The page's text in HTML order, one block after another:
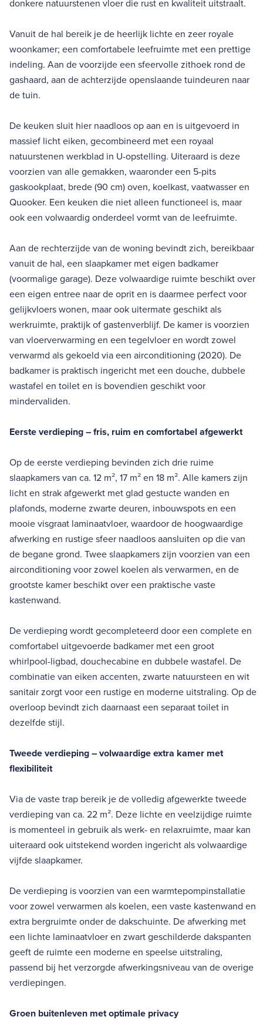
donkere natuurstenen vloer die rust en kwaliteit uitstraalt.
Vanuit de hal bereik je de heerlijk lichte en zeer royale
woonkamer; een comfortabele leefruimte met een prettige
indeling. Aan de voorzijde een sfeervolle zithoek rond de
gashaard, aan de achterzijde openslaande tuindeuren naar
de tuin.
De keuken sluit hier naadloos op aan en is uitgevoerd in
massief licht eiken, gecombineerd met een royaal
natuurstenen werkblad in U-opstelling. Uiteraard is deze
voorzien van alle gemakken, waaronder een 5-pits
gaskookplaat, brede (90 cm) oven, koelkast, vaatwasser en
Quooker. Een keuken die niet alleen functioneel is, maar
ook een volwaardig onderdeel vormt van de leefruimte.
Aan de rechterzijde van de woning bevindt zich, bereikbaar
vanuit de hal, een slaapkamer met eigen badkamer
(voormalige garage). Deze volwaardige ruimte beschikt over
een eigen entree naar de oprit en is daarmee perfect voor
gelijkvloers wonen, maar ook uitermate geschikt als
werkruimte, praktijk of gastenverblijf. De kamer is voorzien
van vloerverwarming en een tegelvloer en wordt zowel
verwarmd als gekoeld via een airconditioning (2020). De
badkamer is praktisch ingericht met een douche, dubbele
wastafel en toilet en is bovendien geschikt voor
mindervaliden.
Eerste verdieping – fris, ruim en comfortabel afgewerkt
Op de eerste verdieping bevinden zich drie ruime
slaapkamers van ca. 12 m², 17 m² en 18 m². Alle kamers zijn
licht en strak afgewerkt met glad gestucte wanden en
plafonds, moderne zwarte deuren, inbouwspots en een
mooie visgraat laminaatvloer, waardoor de hoogwaardige
afwerking en rustige sfeer naadloos aansluiten op die van
de begane grond. Twee slaapkamers zijn voorzien van een
airconditioning voor zowel koelen als verwarmen, en de
grootste kamer beschikt over een praktische vaste
kastenwand.
De verdieping wordt gecompleteerd door een complete en
comfortabel uitgevoerde badkamer met een groot
whirlpool-ligbad, douchecabine en dubbele wastafel. De
combinatie van eiken accenten, zwarte natuursteen en wit
sanitair zorgt voor een rustige en moderne uitstraling. Op de
overloop bevindt zich daarnaast een separaat toilet in
dezelfde stijl.
Tweede verdieping – volwaardige extra kamer met
flexibiliteit
Via de vaste trap bereik je de volledig afgewerkte tweede
verdieping van ca. 22 m². Deze lichte en veelzijdige ruimte
is momenteel in gebruik als werk- en relaxruimte, maar kan
uiteraard ook uitstekend worden ingericht als volwaardige
vijfde slaapkamer.
De verdieping is voorzien van een warmtepompinstallatie
voor zowel verwarmen als koelen, een vaste kastenwand en
extra bergruimte onder de dakschuinte. De afwerking met
een lichte laminaatvloer en zwart geschilderde dakspanten
geeft de ruimte een moderne en speelse uitstraling,
passend bij het verzorgde afwerkingsniveau van de overige
verdiepingen.
Groen buitenleven met optimale privacy